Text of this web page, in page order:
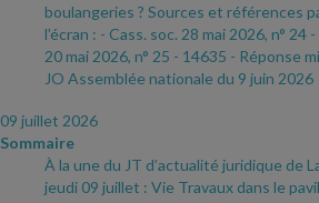
boulangeries ? Sources et références
l’écran : - Cass. soc. 28 mai 2026, n° 24
20 mai 2026, n° 25 - 14635 - Réponse
JO Assemblée nationale du 9 juin 2026
09 juillet 2026
Sommaire
À la une du JT d’actualité juridique de
jeudi 09 juillet : Vie Travaux dans le